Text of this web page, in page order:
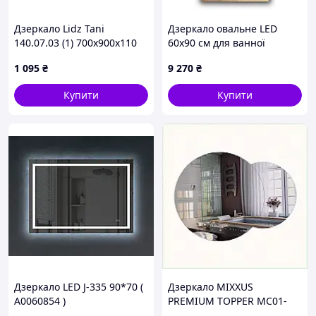
Дзеркало Lidz Tani
140.07.03 (1) 700х900х110
прямокутне з
дугоподібним верхом
LD78TA7090
1 095 ₴
Купити
Дзеркало овальне LED
60х90 см для ванної
(m00826482)
9 270 ₴
Купити
Дзеркало LED J-335 90*70 (
А0060854 )
Дзеркало MIXXUS
PREMIUM TOPPER MC01-